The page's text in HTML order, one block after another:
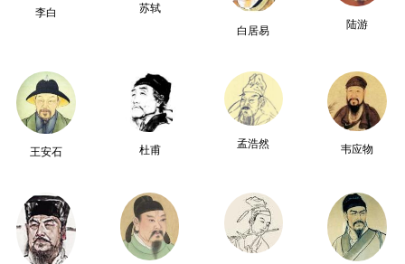
李白
苏轼
白居易
陆游
王安石 杜甫
孟浩然 韦应物